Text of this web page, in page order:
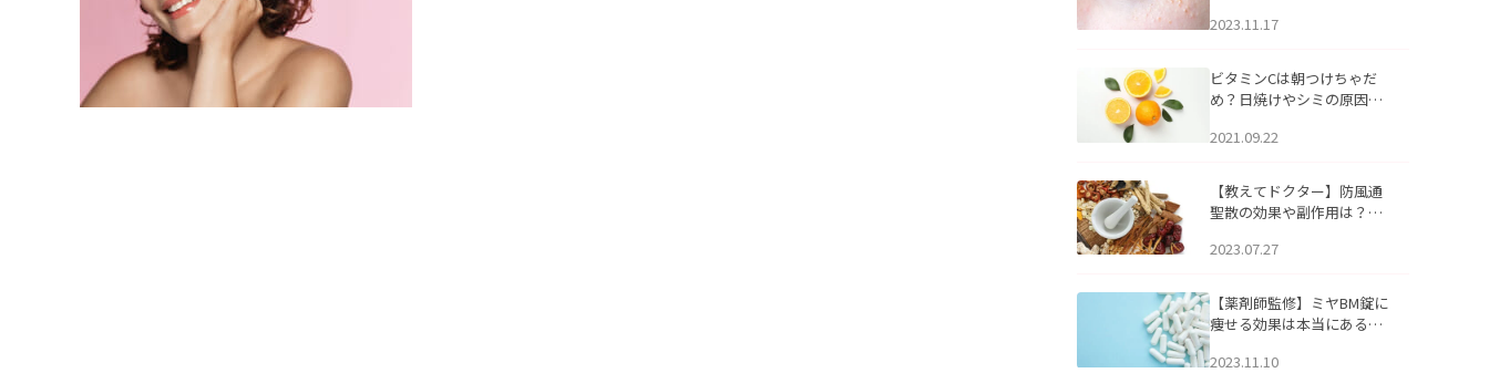
アについて
2023.11.17
ビタミンCは朝つけちゃだ
め？日焼けやシミの原因に
2021.09.22
【教えてドクター】防風通
聖散の効果や副作用は？長
2023.07.27
【薬剤師監修】ミヤBM錠に
痩せる効果は本当にある
2023.11.10